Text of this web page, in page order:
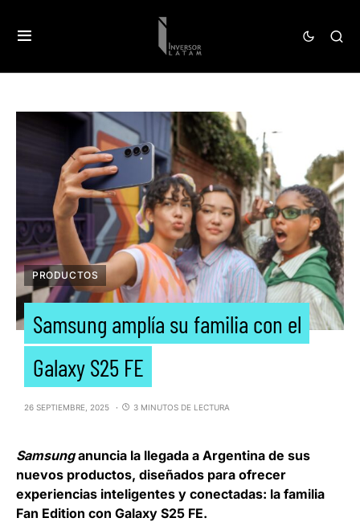
PRODUCTOS
Samsung amplía su familia con el
Galaxy S25 FE
26 SEPTIEMBRE, 2025 3 MINUTOS DE LECTURA
Samsunganuncia la llegada a Argentina de sus
nuevos productos, diseñados para ofrecer
experiencias inteligentes y conectadas: la familia
Fan Edition con Galaxy S25 FE.